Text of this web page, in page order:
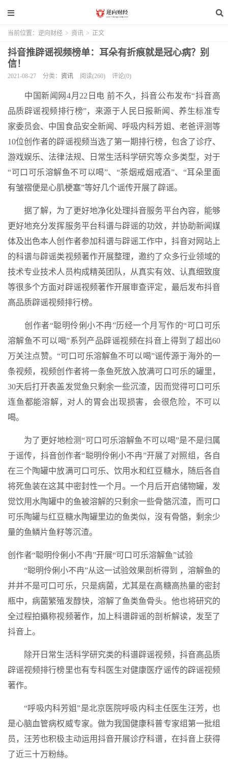
当前位置： 逆向财经 > 资讯 > 正文
抖音推辟谣视频榜单：耳朵有折痕就是冠心病？别
信！
2021-08-27 分类： 资讯 阅读(260) 评论(0)
中国新闻网4月22日电 前不久，抖音公布发布“抖音高
品质辟谣视频排行榜”，来源于人民日报新闻、养生标准专
家委员会、中国食品安全新闻、呼吸内科芳姐、老爸评测等
10位创作者的辟谣视频当选了第一期排行榜，包含了诊疗、
游戏娱乐、法律法规、日常生活科学研究等众多类型，对于
“可口可乐溶解鱼不可以喝”、“茶烟戒烟戒酒”、“耳朵里面
有皱褶便是心肌梗塞”等好几个谣传开展了辟谣。
据了解，为了更好地净化处理抖音服务平台內容，能够
更好地充分发挥服务平台科谱与辟谣的功效，并协助新闻媒
体及出色本人创作者参加科谱与辟谣工作中，抖音对网站上
的科谱与辟谣类视频著作开展整理，邀约了众多行业领域的
技术专业技术人员构成精英团队，从真实有效、认真细致度
等很多个方面对辟谣视频著作开展审查评定，最后发布抖音
高品质辟谣视频排行榜。
创作者“聪明伶俐小不冉”历经一个月写作的“可口可乐
溶解鱼不可以喝”系列产品辟谣视频在抖音上得到了超出60
万关注点赞。“可口可乐溶解鱼不可以喝”谣传源于海外的一
条视频，视频创作者将一条鱼死放入放满可口可乐的罐里，
30天后打开表盖发觉鱼只剩余一些沉渣，因而觉得可口可乐
连鱼都能溶解，对人的胃会出现损害，会很危险，不可以
喝。
为了更好地检测“可口可乐溶解鱼不可以喝”是不是归属
于谣传，抖音创作者“聪明伶俐小不冉”开展了对照组，各自
在三个陶罐中放满可口可乐、饮用水和红豆糖水，随后各自
将死鱼装在这其中密封性一个月。一个月后开启储物罐，发
觉饮用水陶罐中的鱼被溶解的只剩余一些骨骼沉渣，而可口
可乐陶罐与红豆糖水陶罐里边的鱼类似，沒有骨骼，剩余少
量的鱼鳞片鱼籽等沉渣。
创作者“聪明伶俐小不冉”开展“可口可乐溶解鱼”试验
“聪明伶俐小不冉”从这一试验效果剖析得到 ，溶解鱼的
并并不是可口可乐，只是病菌，尤其是在高糖高热量的密封
瓶中，病菌繁殖发醇快，溶解了鱼类鱼骨头。他也将研究的
全过程拍攝称视频著作，加上科谱辟谣的剖析解读，发至了
抖音上。
除开日常生活科学研究类的科谱辟谣视频，抖音高品质
辟谣视频排行榜里也有专科医生对健康医疗谣传的辟谣视频
著作。
“呼吸内科芳姐”是北京医院呼吸内科主任医生汪芳，也
是心脑血管病权威专家。做为我国健康科普专家组第一批组
员，汪芳也积极主动运用抖音开展诊疗科谱，在抖音上获得
了近三十万粉絲。